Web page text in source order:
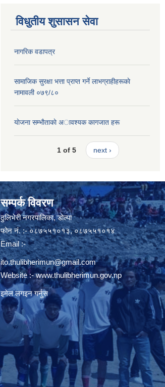
विधुतीय शुसासन सेवा
नागरिक वडापत्र
सामाजिक सुरक्षा भत्ता प्राप्त गर्ने लाभग्राहीहरूकाे
नामावली ०७९/८०
याेजना सम्भाैताकाे अावश्यक कागजात हरू
1 of 5 next ›
सम्पर्क विवरण
ठुलिभेरी नगरपालिका, डोल्पा
फोन नं. :- ०८७५५१०१३, ०८७५५१०१४
Email :-
ito.thulibherimun@gmail.com
Website :-www.thulibherimun.gov.np
इमेल लगइन गर्नुस